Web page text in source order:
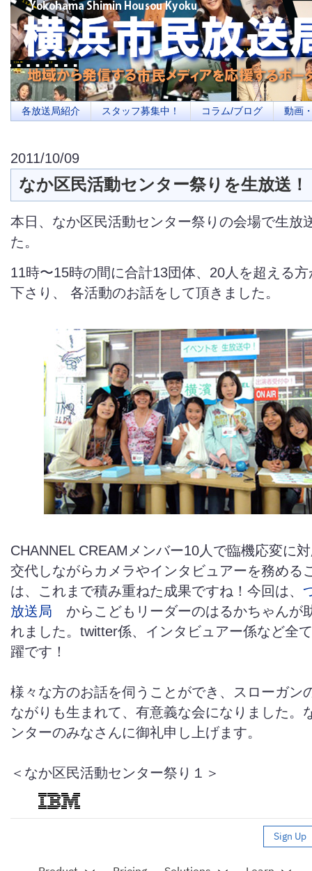
横浜の地域メディア、地域・市民・放送局・メディアを応援するポータルサ
を目指します
各放送局紹介 スタッフ募集中！ コラム/ブログ 動画
2011/10/09
なか区民活動センター祭りを生放送！
本日、なか区民活動センター祭りの会場で生放
た。
11時〜15時の間に合計13団体、20人を超える
下さり、 各活動のお話をして頂きました。
CHANNEL CREAMメンバー10人で臨機応変に
交代しながらカメラやインタビュアーを務める
は、これまで積み重ねた成果ですね！今回は、
放送局 からこどもリーダーのはるかちゃんが
れました。twitter係、インタビュアー係など全
躍です！
様々な方のお話を伺うことができ、スローガン
ながりも生まれて、有意義な会になりました。
ンターのみなさんに御礼申し上げます。
＜なか区民活動センター祭り１＞